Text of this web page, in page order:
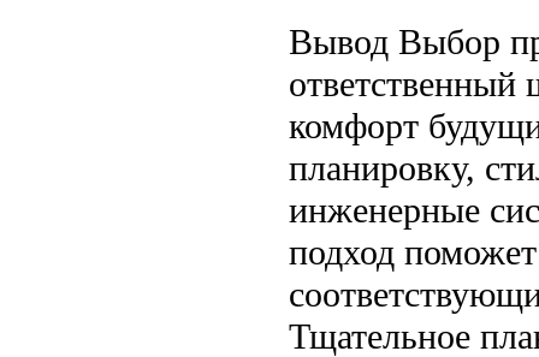
Вывод Выбор
ответственный
комфорт
планировку,
инженерные
подход
Тщательное